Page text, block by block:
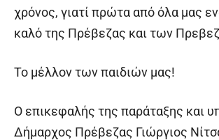
χρόνος, γιατί πρώτα από όλα μας
καλό της Πρέβεζας και των
Το μέλλον των παιδιών μας!
Ο επικεφαλής της παράταξης και
Δήμαρχος Πρέβεζας Γιώργιος